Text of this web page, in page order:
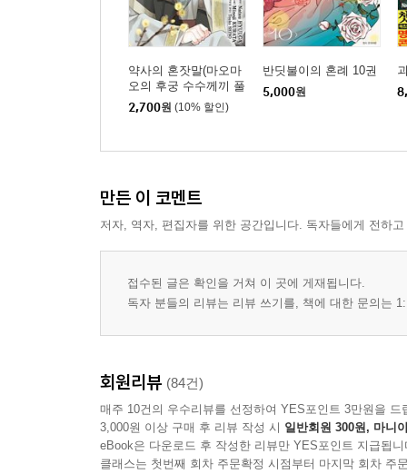
약사의 혼잣말(마오마
오의 후궁 수수께끼 풀
이수첩) 21권
2,700원 (10% 할인)
반딧불이의 혼례 10권
5,000원
만든 이 코멘트
저자, 역자, 편집자를 위한 공간입니다. 독자들에게 전하
접수된 글은 확인을 거쳐 이 곳에 게재됩니다.
독자 분들의 리뷰는 리뷰 쓰기를, 책에 대한 문의는
회원리뷰 (84건)
매주 10건의 우수리뷰를 선정하여 YES포인트 3만원을 드
3,000원 이상 구매 후 리뷰 작성 시 일반회원 300원, 마니
eBook은 다운로드 후 작성한 리뷰만 YES포인트 지급됩니
클래스는 첫번째 회차 주문확정 시점부터 마지막 회차 주